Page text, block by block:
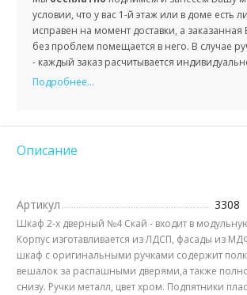
условии, что у вас 1-й этаж или в доме есть
исправен на момент доставки, а
без проблем помещается в него. В случае
- каждый заказ расчитывается
Подробнее...
Описание
Артикул 3308
Шкаф 2-х дверный №4 Скай - входит в
Корпус изготавливается из ЛДСП, фасады из
шкаф с оригинальными ручками содержит
вешалок за распашными дверями,а также
снизу. Ручки металл, цвет хром. Подпятники